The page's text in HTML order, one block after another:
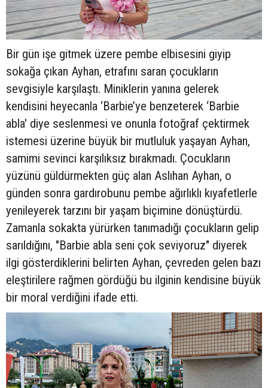
Bir gün işe gitmek üzere pembe elbisesini giyip
sokağa çıkan Ayhan, etrafını saran çocukların
sevgisiyle karşılaştı. Miniklerin yanına gelerek
kendisini heyecanla ‘Barbie’ye benzeterek ‘Barbie
abla' diye seslenmesi ve onunla fotoğraf çektirmek
istemesi üzerine büyük bir mutluluk yaşayan Ayhan,
samimi sevinci karşılıksız bırakmadı. Çocukların
yüzünü güldürmekten güç alan Aslıhan Ayhan, o
günden sonra gardırobunu pembe ağırlıklı kıyafetlerle
yenileyerek tarzını bir yaşam biçimine dönüştürdü.
Zamanla sokakta yürürken tanımadığı çocukların gelip
sarıldığını, "Barbie abla seni çok seviyoruz" diyerek
ilgi gösterdiklerini belirten Ayhan, çevreden gelen bazı
eleştirilere rağmen gördüğü bu ilginin kendisine büyük
bir moral verdiğini ifade etti.